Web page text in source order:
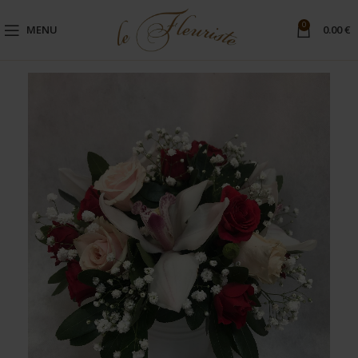
MENU 0 0.00€